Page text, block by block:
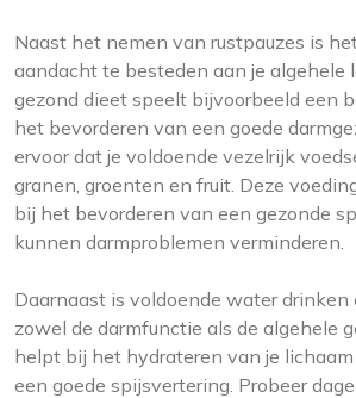
Naast het nemen van rustpauzes is
aandacht te besteden aan je algehele
gezond dieet speelt bijvoorbeeld een
het bevorderen van een goede
ervoor dat je voldoende vezelrijk
granen, groenten en fruit. Deze
bij het bevorderen van een gezonde
kunnen darmproblemen verminderen.
Daarnaast is voldoende water drinken
zowel de darmfunctie als de algehele
helpt bij het hydrateren van je
een goede spijsvertering. Probeer